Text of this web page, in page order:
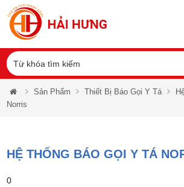
Sản Phẩm Thiết Bị Báo Gọi Y Tá
Norris
HỆ THỐNG BÁO GỌI Y TÁ
0